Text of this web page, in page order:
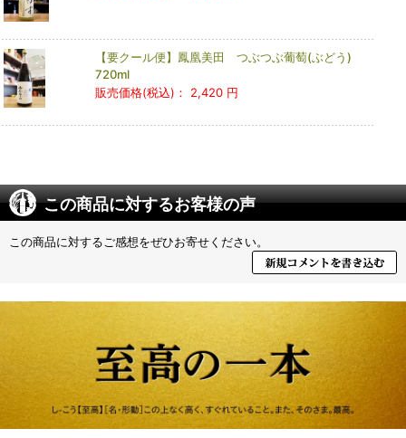
【要クール便】鳳凰美田 つぶつぶ葡萄(ぶどう)
720ml
販売価格(税込)：
2,420 円
この商品に対するお客様の声
この商品に対するご感想をぜひお寄せください。